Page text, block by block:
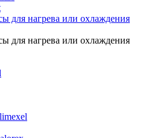
для нагрева или охлаждения
для нагрева или охлаждения